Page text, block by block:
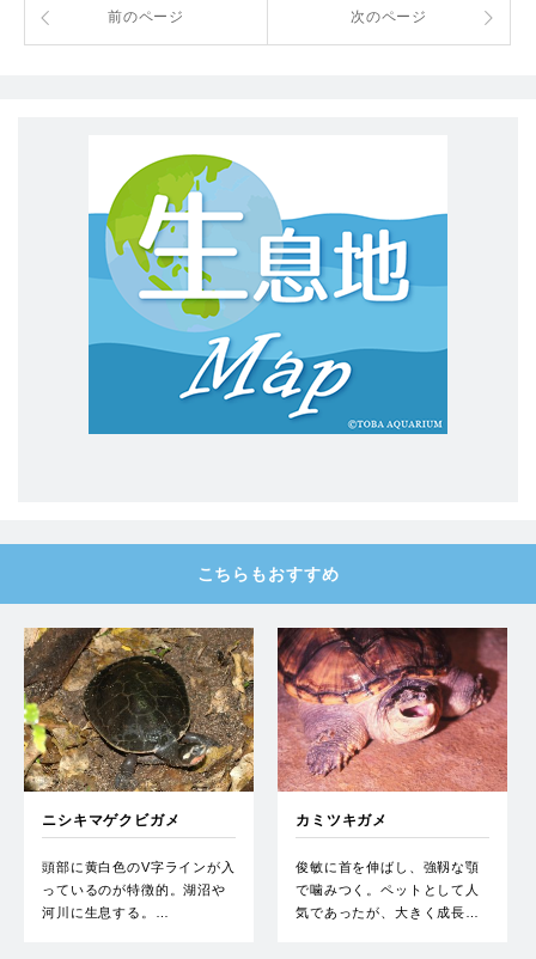
前のページ 次のページ
こちらもおすすめ
ニシキマゲクビガメ
頭部に黄白色のV字ラインが入
っているのが特徴的。湖沼や
河川に生息する。…
カミツキガメ
俊敏に首を伸ばし、強靱な顎
で噛みつく。ペットとして人
気であったが、大きく成長…